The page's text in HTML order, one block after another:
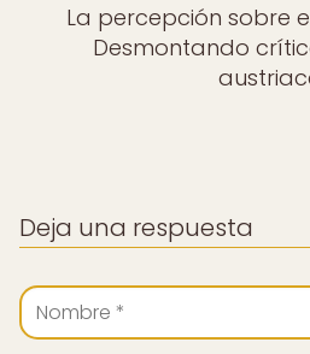
La percepción sobre
Desmontando
Deja una respuesta